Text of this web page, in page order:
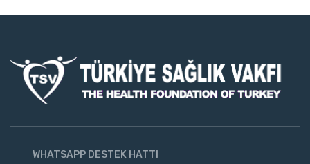
WHATSAPP DESTEK HATTI